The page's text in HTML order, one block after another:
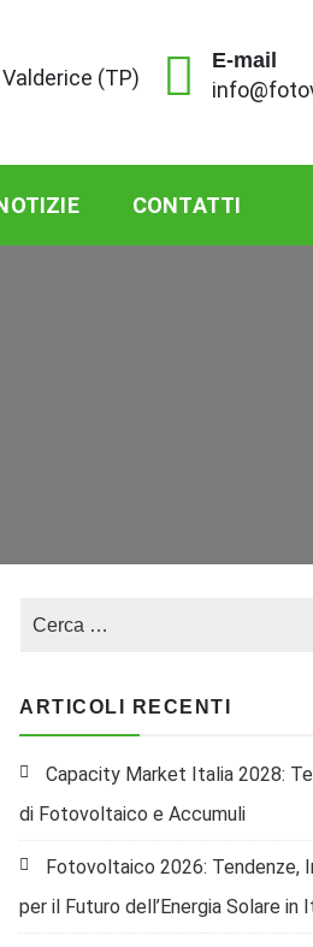
(TP)
E-mail
CONTATTI
ARTICOLI RECENTI
Capacity Market Italia 2028:
di Fotovoltaico e Accumuli
Fotovoltaico 2026: Tendenze,
per il Futuro dell’Energia Solare in